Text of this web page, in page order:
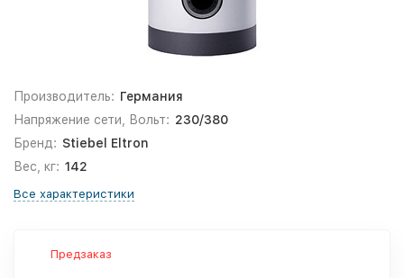
Производитель: Германия
Напряжение сети, Вольт: 230/380
Бренд: Stiebel Eltron
Вес, кг: 142
Все характеристики
Предзаказ